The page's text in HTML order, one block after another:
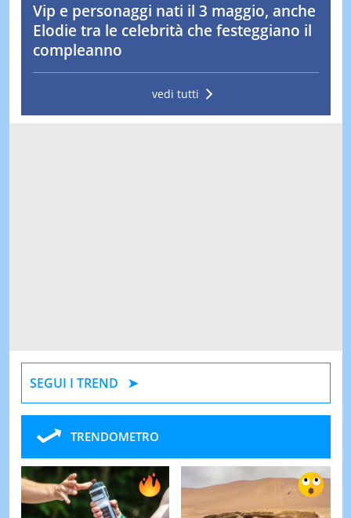
Vip e personaggi nati il 3 maggio, anche
Elodie tra le celebrità che festeggiano il
compleanno
vedi tutti
SEGUI I TREND
TRENDOMETRO